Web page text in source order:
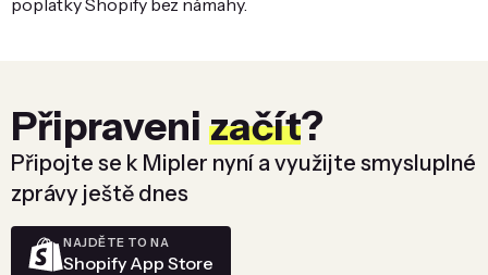
poplatky Shopify bez námahy.
Připraveni začít?
Připojte se k Mipler nyní a využijte smysluplné
zprávy ještě dnes
NAJDĚTE TO NA
Shopify App Store